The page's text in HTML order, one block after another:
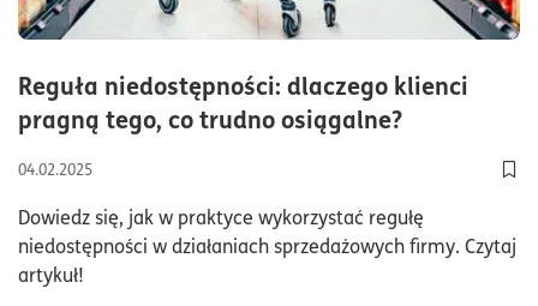
Reguła niedostępności: dlaczego klienci
pragną tego, co trudno osiągalne?czas
04.02.2025
Dowiedz się, jak w praktyce wykorzystać regułę
niedostępności w działaniach sprzedażowych firmy. Czytaj
artykuł!